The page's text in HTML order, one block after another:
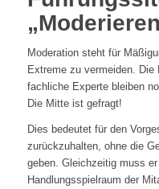
Moderation steht für
Extreme zu vermeiden. Die
fachliche Experte bleiben
Die Mitte ist gefragt!
Dies bedeutet für den
zurückzuhalten, ohne die
geben. Gleichzeitig muss
Handlungsspielraum der